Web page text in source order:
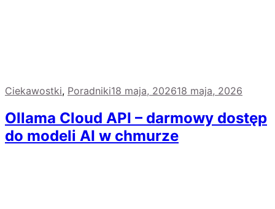
Ciekawostki, Poradniki18 maja, 202618 maja, 2026
Ollama Cloud API – darmowy dostęp
do modeli AI w chmurze